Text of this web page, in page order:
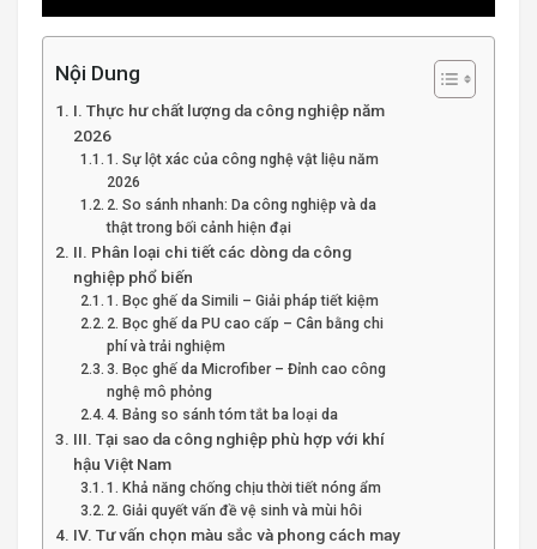
Nội Dung
I. Thực hư chất lượng da công nghiệp năm
2026
1. Sự lột xác của công nghệ vật liệu năm
2026
2. So sánh nhanh: Da công nghiệp và da
thật trong bối cảnh hiện đại
II. Phân loại chi tiết các dòng da công
nghiệp phổ biến
1. Bọc ghế da Simili – Giải pháp tiết kiệm
2. Bọc ghế da PU cao cấp – Cân bằng chi
phí và trải nghiệm
3. Bọc ghế da Microfiber – Đỉnh cao công
nghệ mô phỏng
4. Bảng so sánh tóm tắt ba loại da
III. Tại sao da công nghiệp phù hợp với khí
hậu Việt Nam
1. Khả năng chống chịu thời tiết nóng ẩm
2. Giải quyết vấn đề vệ sinh và mùi hôi
IV. Tư vấn chọn màu sắc và phong cách may